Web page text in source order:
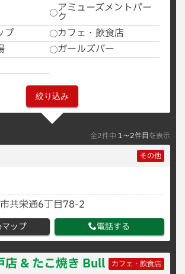
アミューズメントパー
ク
プ
カフェ・飲食店
ガールズバー
全2件中 1〜2件目を表示
その他
共栄通6丁目78-2
ップ 電話する
店 & たこ焼き Bull カフェ・飲食店